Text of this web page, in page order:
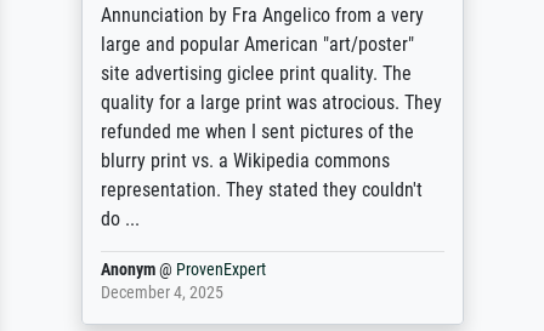
Annunciation by Fra Angelico from a very
large and popular American "art/poster"
site advertising giclee print quality. The
quality for a large print was atrocious. They
refunded me when I sent pictures of the
blurry print vs. a Wikipedia commons
representation. They stated they couldn't
do ...
Anonym@ ProvenExpert
December 4, 2025